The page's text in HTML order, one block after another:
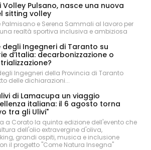
Pulsano, nasce una nuova
sitting volley
Palmisano e Serena Sammali al lavoro per
realtà sportiva inclusiva e ambiziosa
degli Ingegneri di Taranto su
d’Italia: decarbonizzazione o
Ingegneri della Provincia di Taranto
delle dichiarazioni...
di Lamacupa un viaggio
italiana: il 6 agosto torna
tra gli Ulivi"
a Corato la quinta edizione dell'evento che
dell'olio extravergine d'oliva,
grandi ospiti, musica e inclusione
il progetto "Come Natura Insegna"